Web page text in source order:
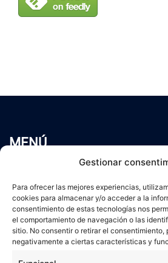
Gestionar
Para ofrecer las mejores experiencias,
cookies para almacenar y/o acceder a la
consentimiento de estas tecnologías nos
el comportamiento de navegación o las
sitio. No consentir o retirar el consentimiento,
negativamente a ciertas características y
MENÚ
Servicios
Blog
Contacto
Aviso Legal